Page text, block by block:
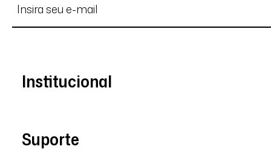
Institucional
Suporte